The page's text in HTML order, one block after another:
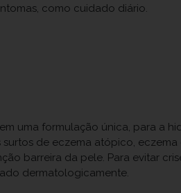
como cuidado diário.
uma formulação única, para a
de eczema atópico,
barreira da pele. Para evitar
dermatologicamente.